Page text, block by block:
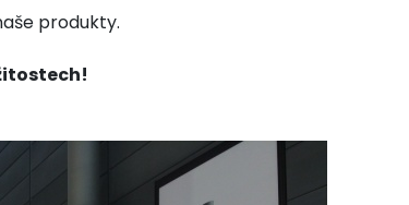
produkty.